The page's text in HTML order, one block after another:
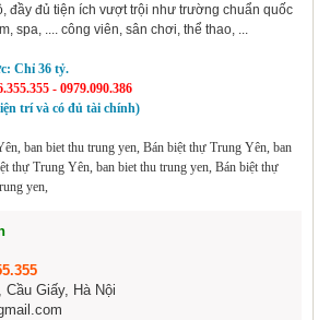
đầy đủ tiện ích vượt trội như trường chuẩn quốc
spa, .... công viên, sân chơi, thể thao, ...
Chỉ 36 tỷ.
- 0979.090.386
trí và có đủ tài chính)
ban biet thu trung yen, Bán biệt thự Trung Yên, ban
thự Trung Yên, ban biet thu trung yen, Bán biệt thự
yen,
Giấy, Hà Nội